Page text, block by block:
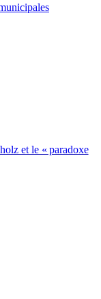
et le « paradoxe